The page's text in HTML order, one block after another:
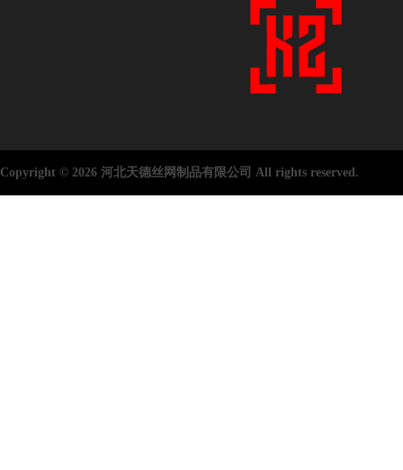
Copyright © 2026 河北天德丝网制品有限公司 All rights reserved.